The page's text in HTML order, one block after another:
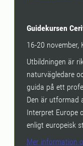
Guidekursen
16-20 november,
Utbildningen är
naturvägledare
guida på ett
Den är utformad
Interpret Europe
enligt europeisk
Mer information